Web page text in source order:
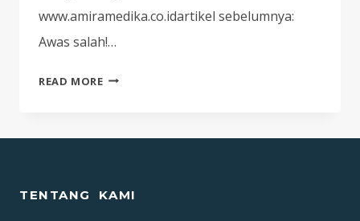
www.amiramedika.co.idartikel sebelumnya:
Awas salah!…
READ MOREAWAS
CARA
UNTUK
TENTANG KAMI